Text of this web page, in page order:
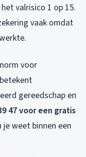
valrisico 1 op 15.
vaak omdat
voor
gereedschap en
47 voor een gratis
weet binnen een